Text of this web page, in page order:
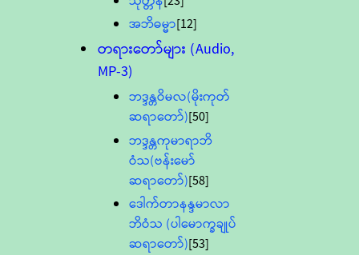
အဘိဓမ္မာ[12]
တရားတော်များ (Audio,
MP-3)
ဘဒ္ဒန္တဝိမလ(မိုးကုတ်
ဆရာတော်)[50]
ဘဒ္ဒန္တကုမာရာဘိ
ဝံသ(ဗန်းမော်
ဆရာတော်)[58]
ဒေါက်တာနန္ဒမာလာ
ဘိဝံသ (ပါမောက္ခချုပ်
ဆရာတော်)[53]